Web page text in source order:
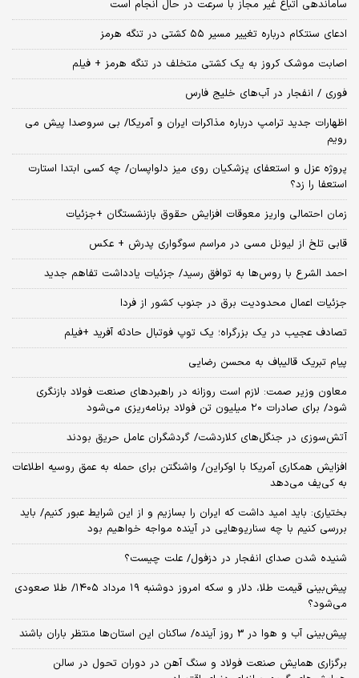
ساماندهی اتباع غیر مجاز با سرعت در حال انجام است
ادعای سنتکام درباره تغییر مسیر ۵۵ کشتی در تنگه هرمز
اصابت موشک کروز به یک کشتی متخلف در تنگه هرمز + فیلم
فوری / انفجار در آب‌های خلیج فارس
اظهارات جدید ترامپ درباره مذاکرات ایران و آمریکا/ بی سروصدا پیش می
رویم
پروژه عزل و استعفای پزشکیان روی میز دلواپسان/ چه کسی ابتدا استارت
استعفا را زد؟
زمان احتمالی واریز معوقات افزایش حقوق بازنشستگان +جزئیات
قابی تلخ از لیونل مسی در مراسم سوگواری پدرش + عکس
احمد الشرع با روس‌ها به توافق رسید/ جزئیات یادداشت تفاهم جدید
جزئیات اعمال محدودیت برق در جنوب کشور از فردا
تصادف عجیب در یک بزرگراه؛ یک توپ فوتبال حادثه‌ آفرید +فیلم
پیام تبریک قالیباف به محسن رضایی
معاون وزیر صمت: لازم است روزانه در راهبردهای صنعت فولاد بازنگری
شود/ برای صادرات ۲۰ میلیون تن فولاد برنامه‌ریزی می‌شود
آتش‌سوزی در جنگل‌های کلاردشت/ گردشگران عامل حریق بودند
افزایش همکاری آمریکا با اوکراین/ واشنگتن برای حمله به عمق روسیه اطلاعات
به کی‌یف می‌دهد
بختیاری: باید امید داشت که ایران را بسازیم و از این شرایط عبور کنیم/ باید
بررسی کنیم با چه سناریوهایی در آینده مواجه خواهیم بود
شنیده شدن صدای انفجار در دزفول/ علت چیست؟
پیش‌بینی قیمت طلا، دلار و سکه امروز دوشنبه ۱۹ مرداد ۱۴۰۵/ طلا صعودی
می‌شود؟
پیش‌بینی آب و هوا در 3 روز آینده/ ساکنان این استان‌ها منتظر باران باشند
برگزاری همایش صنعت فولاد و سنگ آهن در دوران تحول در سالن